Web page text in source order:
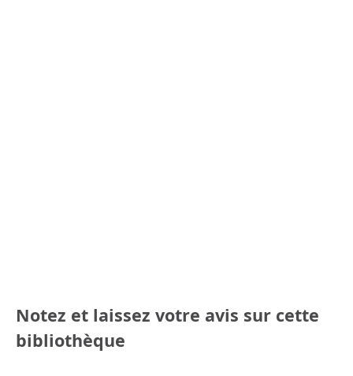
Notez et laissez votre avis sur cette
bibliothèque